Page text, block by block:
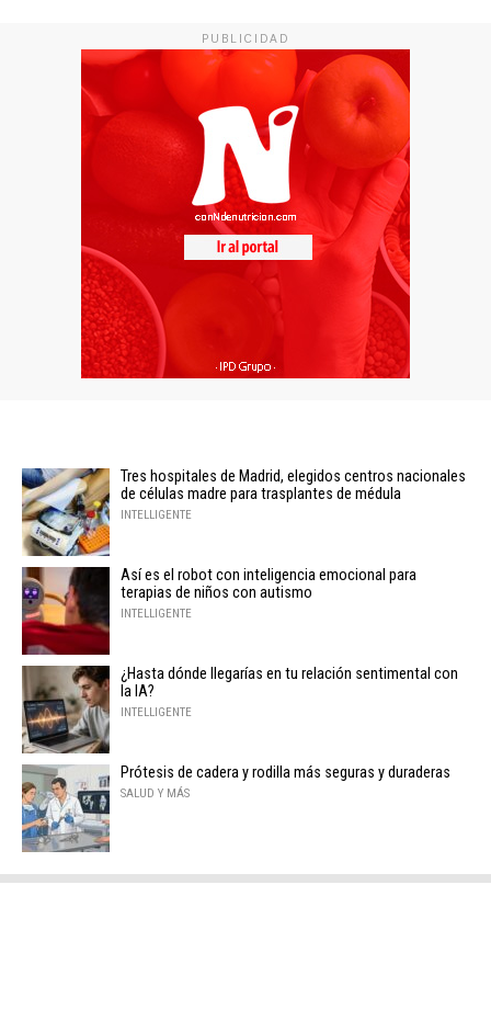
PUBLICIDAD
Tres hospitales de Madrid, elegidos centros nacionales
de células madre para trasplantes de médula
INTELLIGENTE
Así es el robot con inteligencia emocional para
terapias de niños con autismo
INTELLIGENTE
¿Hasta dónde llegarías en tu relación sentimental con
la IA?
INTELLIGENTE
Prótesis de cadera y rodilla más seguras y duraderas
SALUD Y MÁS